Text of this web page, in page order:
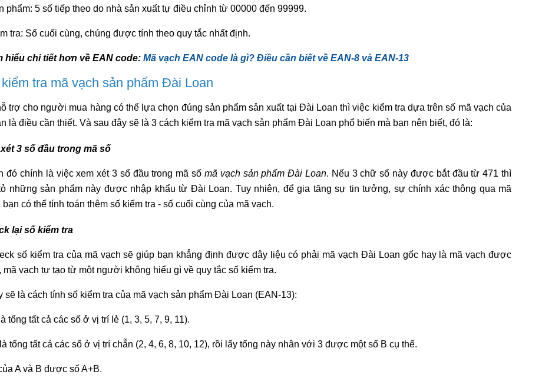
phẩm: 5 số tiếp theo do nhà sản xuất tự điều chỉnh từ 00000 đến 99999.
tra: Số cuối cùng, chúng được tính theo quy tắc nhất định.
hiểu chi tiết hơn về EAN code: Mã vạch EAN code là gì? Điều cần biết về EAN-8 và EAN-13
tra mã vạch sản phẩm Đài Loan
trợ cho người mua hàng có thể lựa chọn đúng sản phẩm sản xuất tại Đài Loan thì việc kiểm tra dựa trên số mã vạch của
là điều cần thiết. Và sau đây sẽ là 3 cách kiểm tra mã vạch sản phẩm Đài Loan phổ biến mà bạn nên biết, đó là:
3 số đầu trong mã số
đó chính là việc xem xét 3 số đầu trong mã số mã vạch sản phẩm Đài Loan. Nếu 3 chữ số này được bắt đầu từ 471 thì
những sản phẩm này được nhập khẩu từ Đài Loan. Tuy nhiên, để gia tăng sự tin tưởng, sự chính xác thông qua mã
bạn có thể tính toán thêm số kiểm tra - số cuối cùng của mã vạch.
lại số kiểm tra
số kiểm tra của mã vạch sẽ giúp bạn khẳng định được dây liệu có phải mã vạch Đài Loan gốc hay là mã vạch được
mã vạch tự tạo từ một người không hiểu gì về quy tắc số kiểm tra.
sẽ là cách tính số kiểm tra của mã vạch sản phẩm Đài Loan (EAN-13):
tổng tất cả các số ở vị trí lẻ (1, 3, 5, 7, 9, 11).
tổng tất cả các số ở vị trí chẵn (2, 4, 6, 8, 10, 12), rồi lấy tổng này nhân với 3 được một số B cụ thể.
A và B được số A+B.